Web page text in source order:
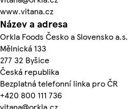
www.vitana.cz
Název a adresa
Orkla Foods Česko a Slovensko a.s.
Mělnická 133
277 32 Byšice
Česká republika
Bezplatná telefonní linka pro ČR
+420 800 111 736